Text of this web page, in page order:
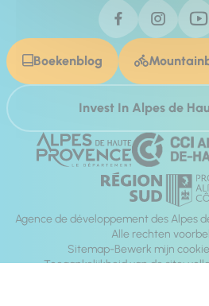
Boekenblog
Invest In Alpes de
Agence de développement des Alpes
Alle rechten
Sitemap Bewerk mijn
Toegankelijkheid van de site: